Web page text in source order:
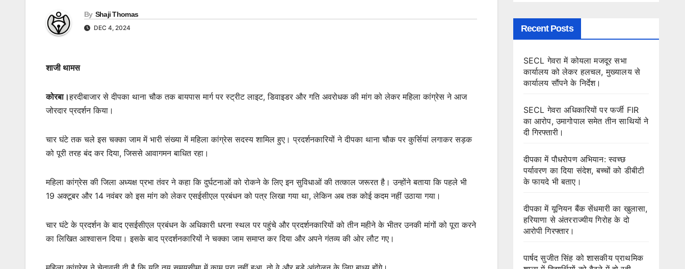
By Shaji Thomas
DEC 4, 2024
शाजी थामस
कोरबा।हरदीबाजार से दीपका थाना चौक तक बायपास मार्ग पर स्ट्रीट लाइट, डिवाइडर और गति अवरोधक की मांग को लेकर महिला कांग्रेस ने आज
जोरदार प्रदर्शन किया।
चार घंटे तक चले इस चक्का जाम में भारी संख्या में महिला कांग्रेस सदस्य शामिल हुए। प्रदर्शनकारियों ने दीपका थाना चौक पर कुर्सियां लगाकर सड़क
को पूरी तरह बंद कर दिया, जिससे आवागमन बाधित रहा।
महिला कांग्रेस की जिला अध्यक्ष प्रभा तंवर ने कहा कि दुर्घटनाओं को रोकने के लिए इन सुविधाओं की तत्काल जरूरत है। उन्होंने बताया कि पहले भी
19 अक्टूबर और 14 नवंबर को इस मांग को लेकर एसईसीएल प्रबंधन को पत्र लिखा गया था, लेकिन अब तक कोई कदम नहीं उठाया गया।
चार घंटे के प्रदर्शन के बाद एसईसीएल प्रबंधन के अधिकारी धरना स्थल पर पहुंचे और प्रदर्शनकारियों को तीन महीने के भीतर उनकी मांगों को पूरा करने
का लिखित आश्वासन दिया। इसके बाद प्रदर्शनकारियों ने चक्का जाम समाप्त कर दिया और अपने गंतव्य की ओर लौट गए।
Recent Posts
SECL गेवरा में कोयला मजदूर सभा
कार्यालय को लेकर हलचल, मुख्यालय से
कार्यालय सौंपने के निर्देश।
SECL गेवरा अधिकारियों पर फर्जी FIR
का आरोप, उमागोपाल समेत तीन साथियों ने
दी गिरफ्तारी।
दीपका में पौधरोपण अभियान: स्वच्छ
पर्यावरण का दिया संदेश, बच्चों को डीबीटी
के फायदे भी बताए।
दीपका में यूनियन बैंक सेंधमारी का खुलासा,
हरियाणा से अंतरराज्यीय गिरोह के दो
आरोपी गिरफ्तार।
पार्षद सुजीत सिंह को शासकीय प्राथमिक